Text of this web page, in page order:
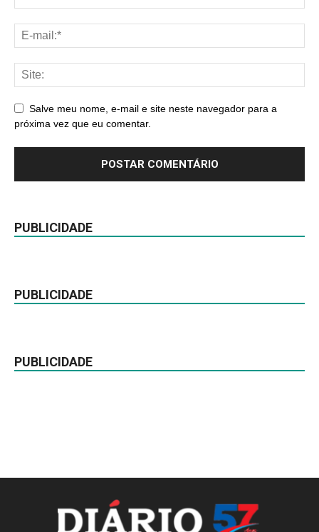
Salve meu nome, e-mail e site neste navegador para a
próxima vez que eu comentar.
PUBLICIDADE
PUBLICIDADE
PUBLICIDADE